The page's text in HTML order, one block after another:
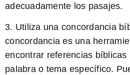
adecuadamente los pasajes.
3. Utiliza una concordancia
concordancia es una
encontrar referencias
palabra o tema específico.